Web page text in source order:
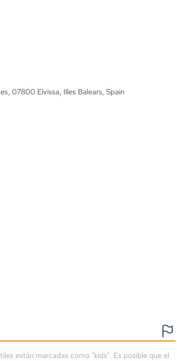
07800 Eivissa, Illes Balears, Spain
están marcadas como "kids". Es posible que el